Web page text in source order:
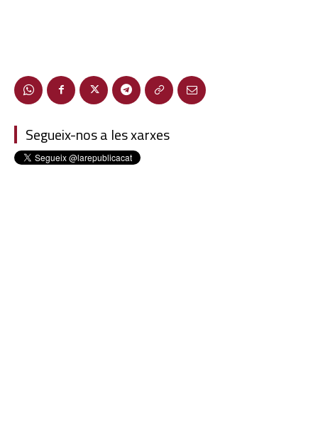
Segueix-nos a les xarxes